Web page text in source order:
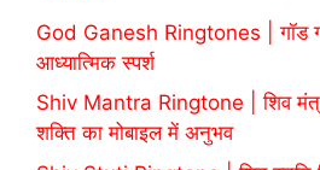
God Ganesh Ringtones | गॉड
आध्यात्मिक स्पर्श
Shiv Mantra Ringtone | शिव मंत्र
शक्ति का मोबाइल में अनुभव